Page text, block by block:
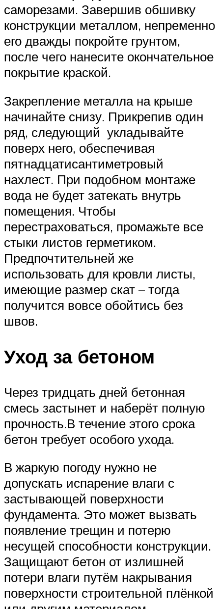
саморезами. Завершив обшивку
конструкции металлом, непременно
его дважды покройте грунтом,
после чего нанесите окончательное
покрытие краской.
Закрепление металла на крыше
начинайте снизу. Прикрепив один
ряд, следующий укладывайте
поверх него, обеспечивая
пятнадцатисантиметровый
нахлест. При подобном монтаже
вода не будет затекать внутрь
помещения. Чтобы
перестраховаться, промажьте все
стыки листов герметиком.
Предпочтительней же
использовать для кровли листы,
имеющие размер скат – тогда
получится вовсе обойтись без
швов.
Уход за бетоном
Через тридцать дней бетонная
смесь застынет и наберёт полную
прочность.В течение этого срока
бетон требует особого ухода.
В жаркую погоду нужно не
допускать испарение влаги с
застывающей поверхности
фундамента. Это может вызвать
появление трещин и потерю
несущей способности конструкции.
Защищают бетон от излишней
потери влаги путём накрывания
поверхности строительной плёнкой